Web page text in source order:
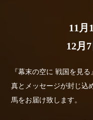
11月
12月
『幕末の空に 戦国を見
真とメッセージが封じ込
馬をお届け致します。